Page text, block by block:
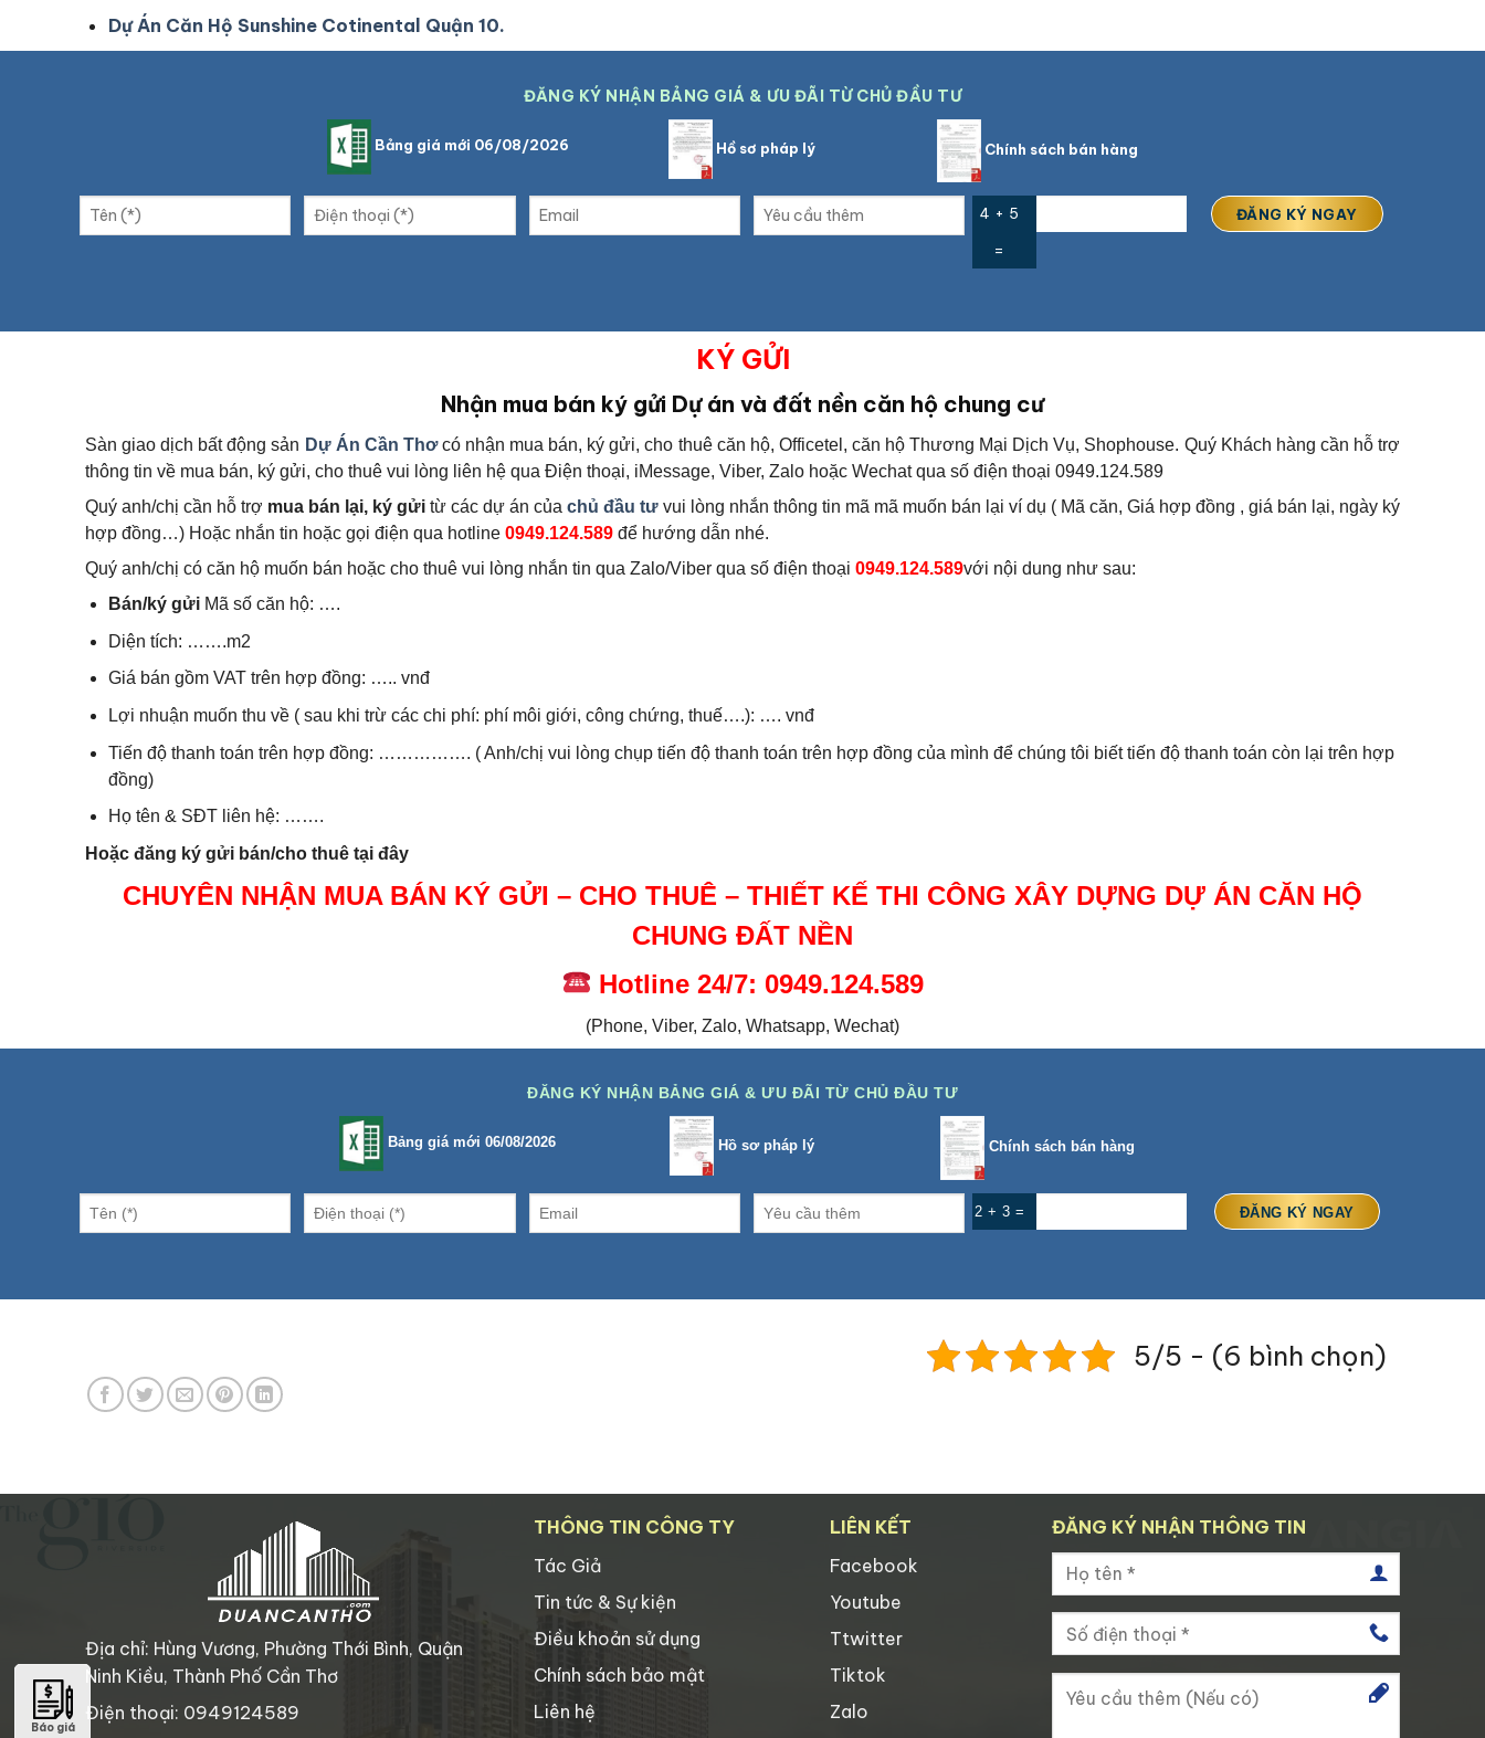
Dự Án Căn Hộ Sunshine Cotinental Quận 10.
ĐĂNG KÝ NHẬN BẢNG GIÁ & ƯU ĐÃI TỪ CHỦ ĐẦU TƯ
Bảng giá mới 06/08/2026 Hồ sơ pháp lý Chính sách bán hàng
4 + 5
=
KÝ GỬI
Nhận mua bán ký gửi Dự án và đất nền căn hộ chung cư
Sàn giao dịch bất động sản Dự Án Cần Thơcó nhận mua bán, ký gửi, cho thuê căn hộ, Officetel, căn hộ Thương Mại Dịch Vụ, Shophouse. Quý Khách hàng cần hỗ trợ
thông tin về mua bán, ký gửi, cho thuê vui lòng liên hệ qua Điện thoại, iMessage, Viber, Zalo hoặc Wechat qua số điện thoại 0949.124.589
Quý anh/chị cần hỗ trợ mua bán lại, ký gửi từ các dự án của chủ đầu tư vui lòng nhắn thông tin mã mã muốn bán lại ví dụ ( Mã căn, Giá hợp đồng , giá bán lại, ngày ký
hợp đồng…) Hoặc nhắn tin hoặc gọi điện qua hotline 0949.124.589 để hướng dẫn nhé.
Quý anh/chị có căn hộ muốn bán hoặc cho thuê vui lòng nhắn tin qua Zalo/Viber qua số điện thoại 0949.124.589với nội dung như sau:
Bán/ký gửi Mã số căn hộ: ….
Diện tích: …….m2
Giá bán gồm VAT trên hợp đồng: ….. vnđ
Lợi nhuận muốn thu về ( sau khi trừ các chi phí: phí môi giới, công chứng, thuế….): …. vnđ
Tiến độ thanh toán trên hợp đồng: ……………. ( Anh/chị vui lòng chụp tiến độ thanh toán trên hợp đồng của mình để chúng tôi biết tiến độ thanh toán còn lại trên hợp
đồng)
Họ tên & SĐT liên hệ: …….
Hoặc đăng ký gửi bán/cho thuê tại đây
CHUYÊN NHẬN MUA BÁN KÝ GỬI – CHO THUÊ – THIẾT KẾ THI CÔNG XÂY DỰNG DỰ ÁN CĂN HỘ
CHUNG ĐẤT NỀN
Hotline 24/7: 0949.124.589
(Phone, Viber, Zalo, Whatsapp, Wechat)
ĐĂNG KÝ NHẬN BẢNG GIÁ & ƯU ĐÃI TỪ CHỦ ĐẦU TƯ
Bảng giá mới 06/08/2026 Hồ sơ pháp lý Chính sách bán hàng
2 + 3 =
5/5 - (6 bình chọn)
Địa chỉ: Hùng Vương, Phường Thới Bình, Quận
Ninh Kiều, Thành Phố Cần Thơ
Điện thoại: 0949124589
THÔNG TIN CÔNG TY
Tác Giả
Tin tức & Sự kiện
Điều khoản sử dụng
Chính sách bảo mật
Liên hệ
LIÊN KẾT
Facebook
Youtube
Ttwitter
Tiktok
Zalo
ĐĂNG KÝ NHẬN THÔNG TIN
Báo giá
Báo giá